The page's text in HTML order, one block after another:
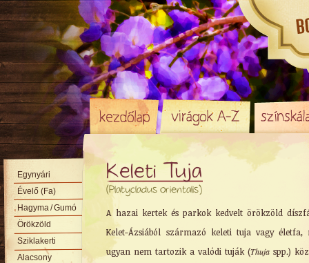
Keleti Tuja
(Platycladus orientalis)
A hazai kertek és parkok kedvelt örökzöld
Kelet-Ázsiából származó keleti tuja vagy életfa,
ugyan nem tartozik a valódi tuják (Thujaspp.)
Egynyári
Évelő (Fa)
Hagyma/ Gumó
Örökzöld
Sziklakerti
Alacsony